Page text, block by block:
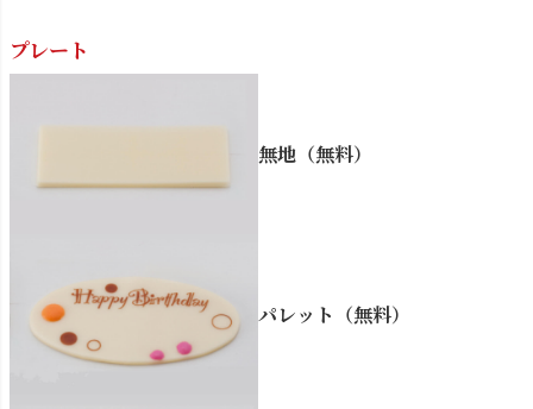
プレート
無地（無料）
パレット（無料）